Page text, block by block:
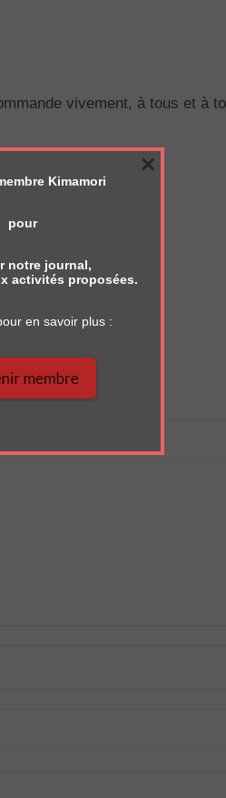
vivement, à tous et à
Kimamori
pour
notre journal,
activités proposées.
en savoir plus :
×